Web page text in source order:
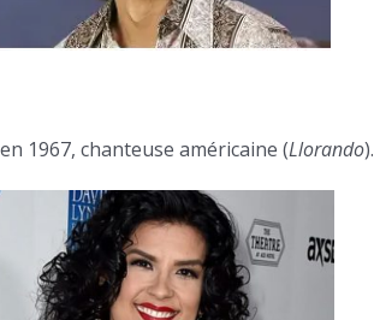
1967, chanteuse américaine (Llorando).